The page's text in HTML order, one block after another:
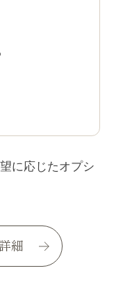
に応じたオプシ
細